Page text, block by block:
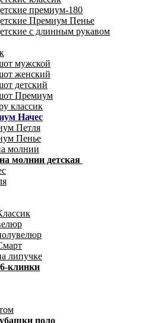
премиум-180
Премиум Пенье
с длинным рукавом
мужской
женский
детский
Премиум
классик
Начес
Петля
Пенье
молнии
молнии детская
липучке
клинки
поло